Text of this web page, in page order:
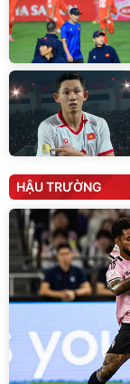
HẬU TRƯỜNG